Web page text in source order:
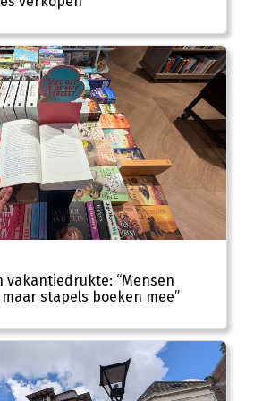
vakantiedrukte: “Mensen
stapels boeken mee”